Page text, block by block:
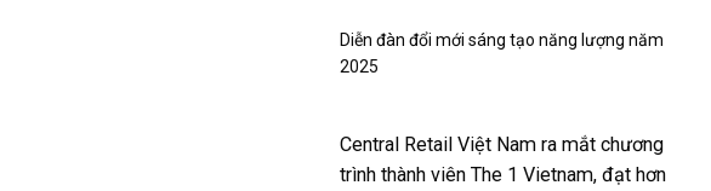
Diễn đàn đổi mới sáng tạo năng lượng năm
2025
Central Retail Việt Nam ra mắt chương
trình thành viên The 1 Vietnam, đạt hơn